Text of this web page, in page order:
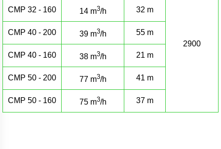
bơm
răng
xách
gọn
trục
Công
suất
2900
CMP 32 - 160 14 m3/h 32 m
CMP 40 - 200 39 m3/h 55 m
CMP 40 - 160 38 m3/h 21 m
CMP 50 - 200 77 m3/h 41 m
CMP 50 - 160 75 m3/h 37 m